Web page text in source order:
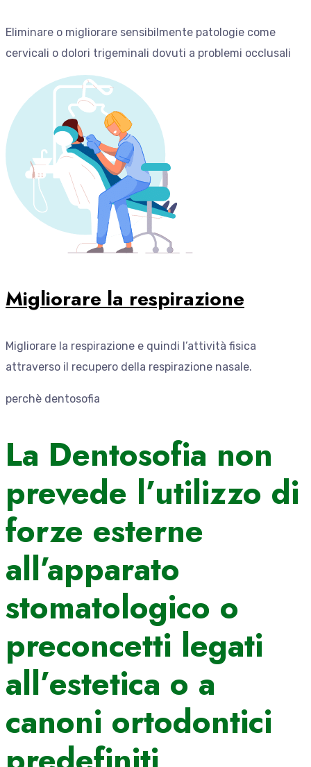
Eliminare o migliorare sensibilmente patologie come
cervicali o dolori trigeminali dovuti a problemi occlusali
Migliorare la respirazione
Migliorare la respirazione e quindi l’attività fisica
attraverso il recupero della respirazione nasale.
perchè dentosofia
La Dentosofia non
prevede l’utilizzo di
forze esterne
all’apparato
stomatologico o
preconcetti legati
all’estetica o a
canoni ortodontici